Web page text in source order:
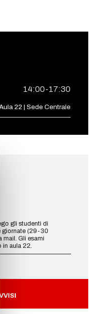
14:00-17:30
22 | Sede Centrale
gli studenti di
giornate (29-30
mail. Gli esami
in aula 22.